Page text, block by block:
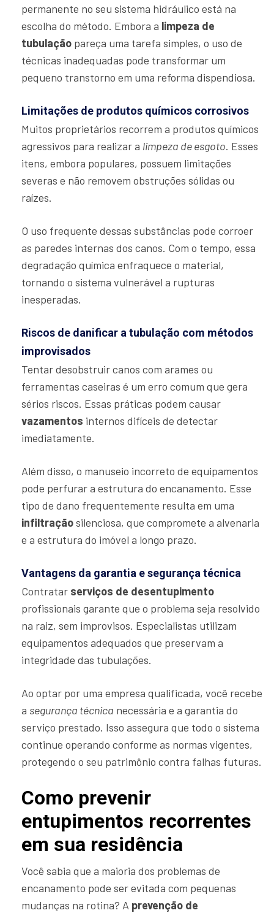
permanente no seu sistema hidráulico está na
escolha do método. Embora a limpeza de
tubulação pareça uma tarefa simples, o uso de
técnicas inadequadas pode transformar um
pequeno transtorno em uma reforma dispendiosa.
Limitações de produtos químicos corrosivos
Muitos proprietários recorrem a produtos químicos
agressivos para realizar a limpeza de esgoto. Esses
itens, embora populares, possuem limitações
severas e não removem obstruções sólidas ou
raízes.
O uso frequente dessas substâncias pode corroer
as paredes internas dos canos. Com o tempo, essa
degradação química enfraquece o material,
tornando o sistema vulnerável a rupturas
inesperadas.
Riscos de danificar a tubulação com métodos
improvisados
Tentar desobstruir canos com arames ou
ferramentas caseiras é um erro comum que gera
sérios riscos. Essas práticas podem causar
vazamentos internos difíceis de detectar
imediatamente.
Além disso, o manuseio incorreto de equipamentos
pode perfurar a estrutura do encanamento. Esse
tipo de dano frequentemente resulta em uma
infiltraçãosilenciosa, que compromete a alvenaria
e a estrutura do imóvel a longo prazo.
Vantagens da garantia e segurança técnica
Contratar serviços de desentupimento
profissionais garante que o problema seja resolvido
na raiz, sem improvisos. Especialistas utilizam
equipamentos adequados que preservam a
integridade das tubulações.
Ao optar por uma empresa qualificada, você recebe
a segurança técnica necessária e a garantia do
serviço prestado. Isso assegura que todo o sistema
continue operando conforme as normas vigentes,
protegendo o seu patrimônio contra falhas futuras.
Como prevenir
entupimentos recorrentes
em sua residência
Você sabia que a maioria dos problemas de
encanamento pode ser evitada com pequenas
mudanças na rotina? A prevenção de